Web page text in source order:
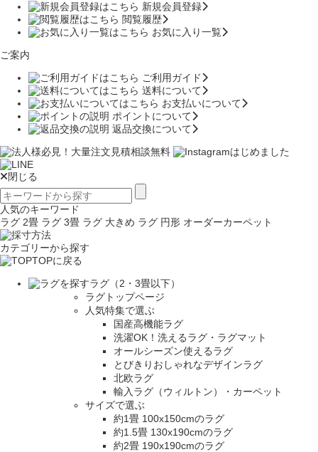
新規会員登録
閲覧履歴
お気に入り一覧
ご案内
ご利用ガイド
送料について
お支払いについて
ポイントについて
返品交換について
閉じる
人気のキーワード
ラグ 2畳 ラグ 3畳 ラグ 大きめ ラグ 円形 オーダーカーペット
カテゴリーから探す
TOPに戻る
ラグ（2・3畳以下）
ラグトップページ
人気特集で選ぶ
国産高機能ラグ
洗濯OK！洗えるラグ・ラグマット
オールシーズン使えるラグ
とびきりおしゃれなデザインラグ
北欧ラグ
輸入ラグ（ウィルトン）・カーペット
サイズで選ぶ
約1畳 100x150cmのラグ
約1.5畳 130x190cmのラグ
約2畳 190x190cmのラグ